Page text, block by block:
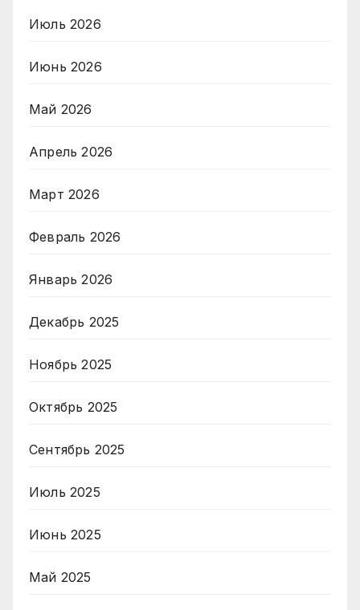
Июль 2026
Июнь 2026
Май 2026
Апрель 2026
Март 2026
Февраль 2026
Январь 2026
Декабрь 2025
Ноябрь 2025
Октябрь 2025
Сентябрь 2025
Июль 2025
Июнь 2025
Май 2025